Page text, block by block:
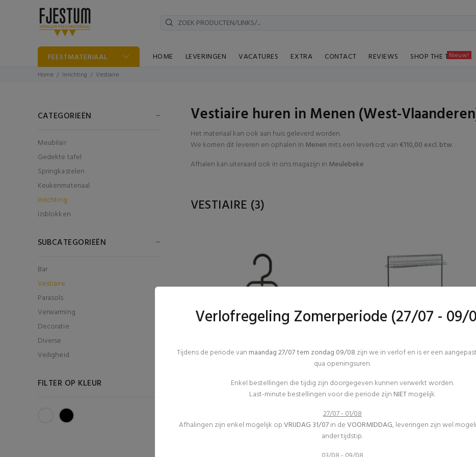
FEESTMATERIAAL HOME LEVERINGEN VACATURES EXTRA CONTACT REVIEWS SHOP THE TABLE
Nieuw!
Home Inrichting Vestiaire
CATEGORIEËN
Meubilair
Gedekte tafel
Springkastelen
Keukenmateriaal
Inrichting
IJsblokken
SUBCATEGORIEËN
Bar
Vestiaire
Parasols
Verwarming
Decoratie
Diverse
Veiligheid
FILTER OP KLEUR
Vestiaire huren in Menen (West-
Het materiaal kan ook aan huis geleverd worden.
We komen dit leveren en ophalen In Menen mits een leverkost van€110,00 excl. btw.
Afhalen kan uiteraard ook in ons magazijn in Meulebeke
VESTIAIRE (3)
Vestiaire
Kleerhanger
€0,05 excl. btw
Vestiaire
Kleerhangrek
€16,54 excl. btw
Verlofregeling Zomerperiode (27/07 - 09/
Tijdens de periode van maandag 27/07 tem zondag 09/08 zijn we in verlof en is er een
qua openingsuren.
Enkel bestellingen die tijdig zijn doorgegeven kunnen verwerkt worden.
Last-minute bestellingen voor die periode zijn NIETmogelijk.
27/07 - 01/08
Afhalingen zijn enkel mogelijk opVRIJDAG 31/07in deVOORMIDDAG, leveringen zijn wel
ander tijdstip.